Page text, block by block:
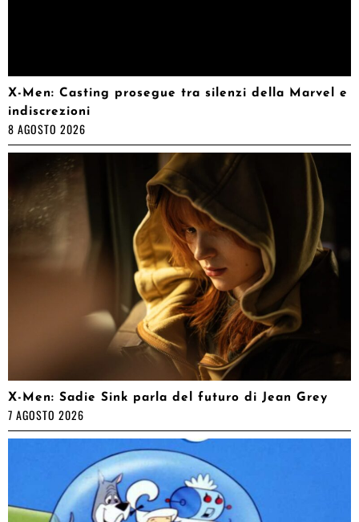
X-Men: Casting prosegue tra silenzi della Marvel e
indiscrezioni
8 AGOSTO 2026
X-Men: Sadie Sink parla del futuro di Jean Grey
7 AGOSTO 2026